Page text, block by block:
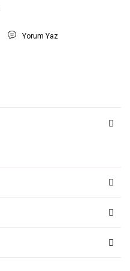
Yorum Yaz